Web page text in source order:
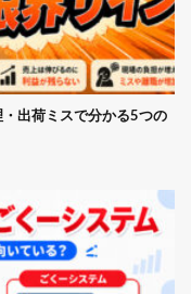
出荷ミスで分かる5つの